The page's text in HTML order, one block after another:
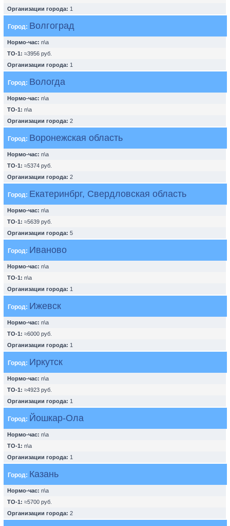
Организации города: 1
Город: Волгоград
Нормо-час: n\a
ТО-1: ≈3956 руб.
Организации города: 1
Город: Вологда
Нормо-час: n\a
ТО-1: n\a
Организации города: 2
Город: Воронежская область
Нормо-час: n\a
ТО-1: ≈5374 руб.
Организации города: 2
Город: Екатеринбрг, Свердловская область
Нормо-час: n\a
ТО-1: ≈5639 руб.
Организации города: 5
Город: Иваново
Нормо-час: n\a
ТО-1: n\a
Организации города: 1
Город: Ижевск
Нормо-час: n\a
ТО-1: ≈6000 руб.
Организации города: 1
Город: Иркутск
Нормо-час: n\a
ТО-1: ≈4923 руб.
Организации города: 1
Город: Йошкар-Ола
Нормо-час: n\a
ТО-1: n\a
Организации города: 1
Город: Казань
Нормо-час: n\a
ТО-1: ≈5700 руб.
Организации города: 2